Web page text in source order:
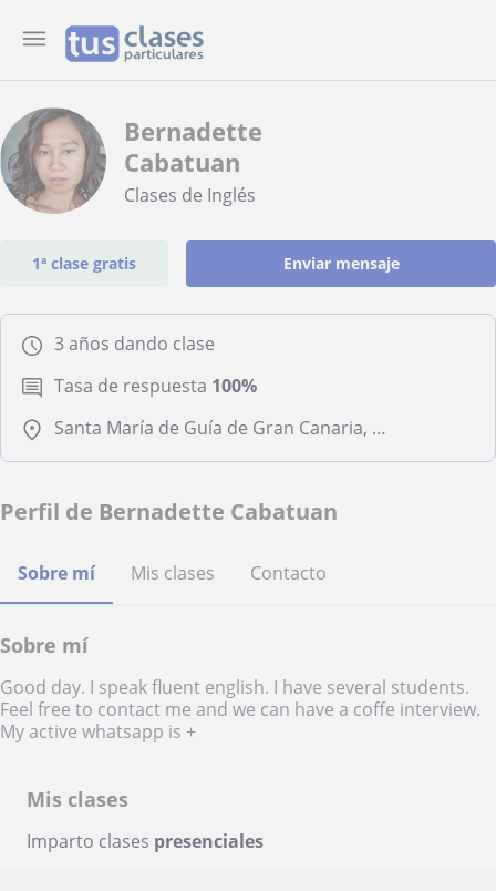
Bernadette
Cabatuan
Clases de Inglés
1ª clase gratis Enviar mensaje
3 años dando clase
Tasa de respuesta 100%
Santa María de Guía de Gran Canaria, Firgas, Moya (Palmas (Las))
Perfil de Bernadette Cabatuan
Sobre mí Mis clases Contacto
Sobre mí
Good day. I speak fluent english. I have several students.
Feel free to contact me and we can have a coffe interview.
My active whatsapp is +
Mis clases
Imparto clases presenciales